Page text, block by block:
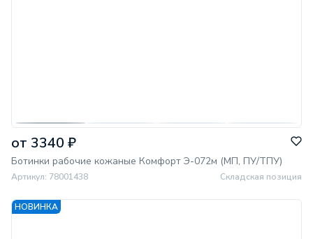
от 3340 ₽
Ботинки рабочие кожаные Комфорт Э-072м (МП, ПУ/ТПУ)
Артикул: 78001438 Cкладская позиция
НОВИНКА